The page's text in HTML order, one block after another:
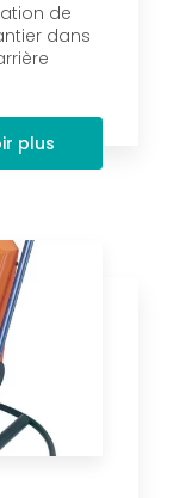
de
dans
plus